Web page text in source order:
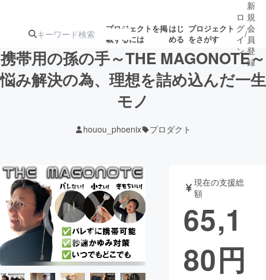
プロジェクトを掲
載するには
はじ
める
プロジェクト
をさがす
注目の新着プロ募集終了が近いプ
テクノロジー・ガジェット
映像・映画 書籍・雑誌
ビジネス・起業 チャレンジ
ロ
グ
イ
ン
/
新
規
会
員
登
録
携帯用の孫の手～THE MAGONOTE～
悩み解決の為、理想を詰め込んだ一生
モノ
houou_phoenix プロダクト
現在の支援総
額
65,1
80円